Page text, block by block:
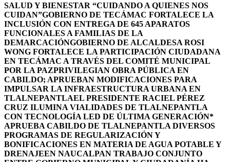
SALUD Y BIENESTAR “CUIDANDO A QUIENES NOS
CUIDAN”GOBIERNO DE TECÁMAC FORTALECE LA
INCLUSIÓN CON ENTREGA DE 645 APARATOS
FUNCIONALES A FAMILIAS DE LA
DEMARCACIÓNGOBIERNO DE ALCALDESA ROSI
WONG FORTALECE LA PARTICIPACIÓN CIUDADANA
EN TECÁMAC A TRAVÉS DEL COMITÉ MUNICIPAL
POR LA PAZPRIVILEGIAN OBRA PÚBLICA EN
CABILDO; APRUEBAN MODIFICACIONES PARA
IMPULSAR LA INFRAESTRUCTURA URBANA EN
TLALNEPANTLAEL PRESIDENTE RACIEL PÉREZ
CRUZ ILUMINA VIALIDADES DE TLALNEPANTLA
CON TECNOLOGÍA LED DE ÚLTIMA GENERACIÓN*
APRUEBA CABILDO DE TLALNEPANTLA DIVERSOS
PROGRAMAS DE REGULARIZACIÓN Y
BONIFICACIONES EN MATERIA DE AGUA POTABLE Y
DRENAJEEN NAUCALPAN TRABAJO CONJUNTO